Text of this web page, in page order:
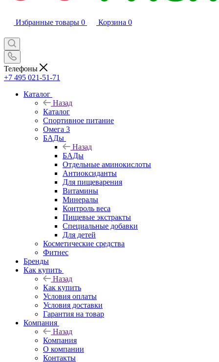
Избранные товары 0 Корзина 0
Телефоны
+7 495 021-51-71
Каталог
Назад
Каталог
Спортивное питание
Омега 3
БАДы
Назад
БАДы
Отдельные аминокислоты
Антиоксиданты
Для пищеварения
Витамины
Минералы
Контроль веса
Пищевые экстракты
Специальные добавки
Для детей
Косметические средства
Фитнес
Бренды
Как купить
Назад
Как купить
Условия оплаты
Условия доставки
Гарантия на товар
Компания
Назад
Компания
О компании
Контакты